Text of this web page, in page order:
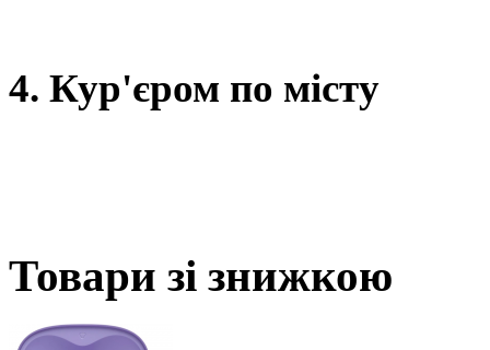
4. Кур'єром по місту
Товари зі знижкою